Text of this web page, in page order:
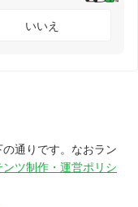
いいえ
通りです。なおラン
ンツ制作・運営ポリシ